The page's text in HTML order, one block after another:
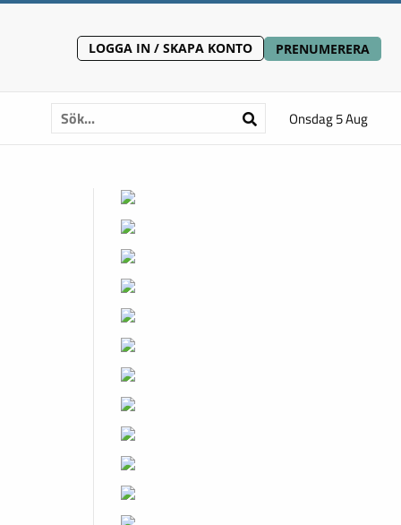
LOGGA IN / SKAPA KONTO PRENUMERERA
Onsdag 5 Aug